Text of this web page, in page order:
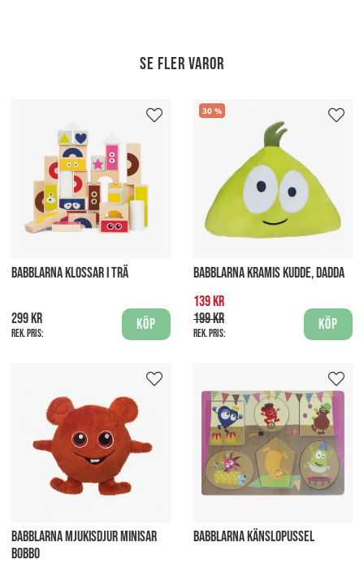
Se fler varor
BABBLARNA KLOSSAR I TRÄ
299 kr
Rek. pris:
Köp
30
BABBLARNA KRAMIS KUDDE, DADDA
139 kr
199 kr
Rek. pris:
Köp
BABBLARNA MJUKISDJUR MINISAR
BOBBO
BABBLARNA KÄNSLOPUSSEL